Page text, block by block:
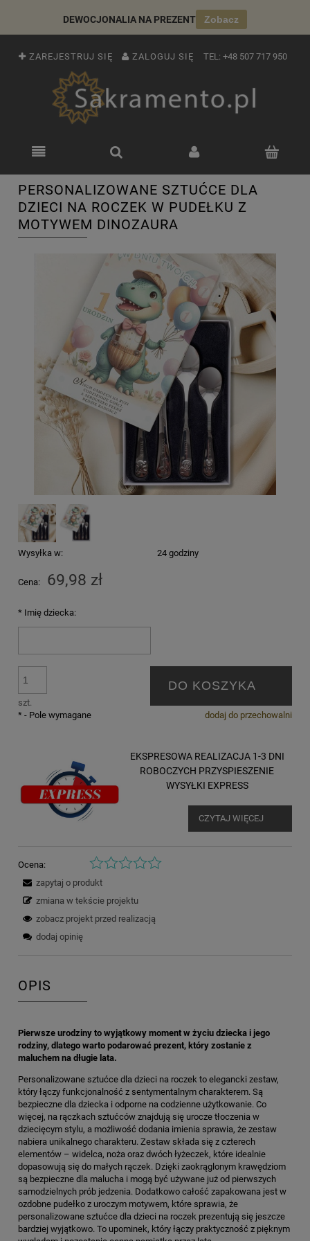
DEWOCJONALIA NA PREZENT Zobacz
ZAREJESTRUJ SIĘ ZALOGUJ SIĘ TEL: +48 507 717 950
PERSONALIZOWANE SZTUĆCE DLA
DZIECI NA ROCZEK W PUDEŁKU Z
MOTYWEM DINOZAURA
Wysyłka w: 24 godziny
Cena: 69,98 zł
* Imię dziecka:
szt.
DO KOSZYKA
dodaj do przechowalni
* - Pole wymagane
EKSPRESOWA REALIZACJA 1-3 DNI
ROBOCZYCH PRZYSPIESZENIE
WYSYŁKI EXPRESS
CZYTAJ WIĘCEJ
Ocena:
zapytaj o produkt
zmiana w tekście projektu
zobacz projekt przed realizacją
dodaj opinię
OPIS
Pierwsze urodziny to wyjątkowy moment w życiu dziecka i jego
rodziny, dlatego warto podarować prezent, który zostanie z
maluchem na długie lata.
Personalizowane sztućce dla dzieci na roczek to elegancki zestaw,
który łączy funkcjonalność z sentymentalnym charakterem. Są
bezpieczne dla dziecka i odporne na codzienne użytkowanie. Co
więcej, na rączkach sztućców znajdują się urocze tłoczenia w
dziecięcym stylu, a możliwość dodania imienia sprawia, że zestaw
nabiera unikalnego charakteru. Zestaw składa się z czterech
elementów – widelca, noża oraz dwóch łyżeczek, które idealnie
dopasowują się do małych rączek. Dzięki zaokrąglonym krawędziom
są bezpieczne dla malucha i mogą być używane już od pierwszych
samodzielnych prób jedzenia. Dodatkowo całość zapakowana jest w
ozdobne pudełko z uroczym motywem, które sprawia, że
personalizowane sztućce dla dzieci na roczek prezentują się jeszcze
bardziej wyjątkowo. To upominek, który łączy praktyczność z pięknym